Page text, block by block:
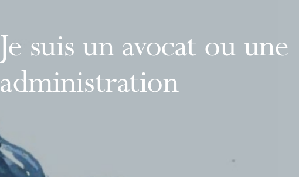
Je suis un avocat ou une
administration